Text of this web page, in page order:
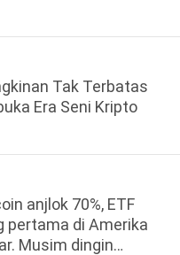
Tak Terbatas
Era Seni Kripto​
anjlok 70%, ETF
pertama di Amerika
Musim dingin